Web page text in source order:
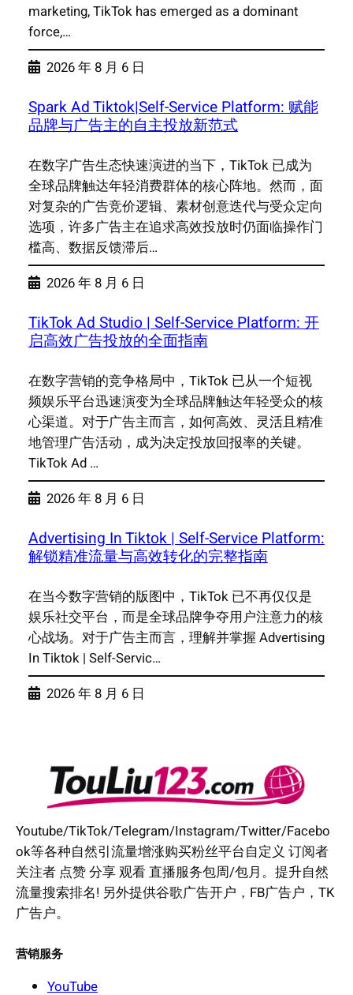
marketing, TikTok has emerged as a dominant
force,…
2026 年 8 月 6 日
Spark Ad Tiktok|Self-Service Platform: 赋能
品牌与广告主的自主投放新范式
在数字广告生态快速演进的当下，TikTok 已成为
全球品牌触达年轻消费群体的核心阵地。然而，面
对复杂的广告竞价逻辑、素材创意迭代与受众定向
选项，许多广告主在追求高效投放时仍面临操作门
槛高、数据反馈滞后…
2026 年 8 月 6 日
TikTok Ad Studio | Self-Service Platform: 开
启高效广告投放的全面指南
在数字营销的竞争格局中，TikTok 已从一个短视
频娱乐平台迅速演变为全球品牌触达年轻受众的核
心渠道。对于广告主而言，如何高效、灵活且精准
地管理广告活动，成为决定投放回报率的关键。
TikTok Ad …
2026 年 8 月 6 日
Advertising In Tiktok | Self-Service Platform:
解锁精准流量与高效转化的完整指南
在当今数字营销的版图中，TikTok 已不再仅仅是
娱乐社交平台，而是全球品牌争夺用户注意力的核
心战场。对于广告主而言，理解并掌握 Advertising
In Tiktok | Self-Servic…
2026 年 8 月 6 日
Youtube/TikTok/Telegram/Instagram/Twitter/Facebo
ok等各种自然引流量增涨购买粉丝平台自定义 订阅者
关注者 点赞 分享 观看 直播服务包周/包月。提升自然
流量搜索排名! 另外提供谷歌广告开户，FB广告户，TK
广告户。
营销服务
YouTube